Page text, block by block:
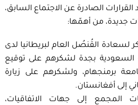
الصادرة عن الاجتماع السابق،
جديدة، من أهمّها:
القُنصُل العام لبريطانيا لدى
السعودية بجدة لشكرهم على توقيع
برمنجهام، ولشكرهم على زيارة
إلى أفغانستان.
المجمع إلى جهات الاتفاقيات،